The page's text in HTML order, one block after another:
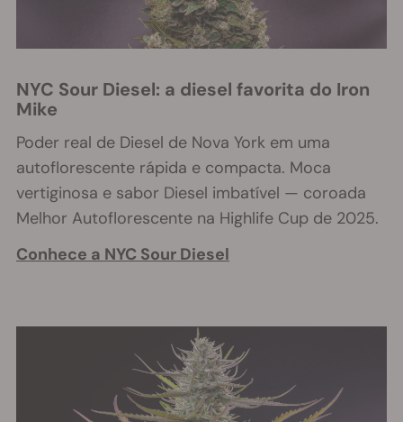
NYC Sour Diesel: a diesel favorita do Iron
Mike
Poder real de Diesel de Nova York em uma
autoflorescente rápida e compacta. Moca
vertiginosa e sabor Diesel imbatível — coroada
Melhor Autoflorescente na Highlife Cup de 2025.
Conhece a NYC Sour Diesel